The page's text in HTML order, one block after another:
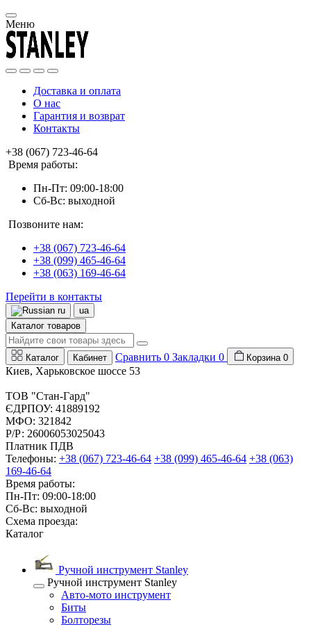
Меню
Доставка и оплата
О нас
Гарантия и возврат
Контакты
+38 (067) 723-46-64
Время работы:
Пн-Пт: 09:00-18:00
Сб-Вс: выходной
Позвоните нам:
+38 (067) 723-46-64
+38 (099) 465-46-64
+38 (063) 169-46-64
Перейти в контакты
ru
ua
Каталог товаров
Каталог Кабинет Сравнить 0 Закладки 0 Корзина 0
Киев, Харьковское шоссе 53
ТОВ "Стан-Гард"
ЄДРПОУ: 41889192
МФО: 321842
Р/Р: 26006053025043
Платник ПДВ
Телефоны: +38 (067) 723-46-64 +38 (099) 465-46-64 +38 (063)
169-46-64
Время работы:
Пн-Пт: 09:00-18:00
Сб-Вс: выходной
Схема проезда:
Каталог
Ручной инструмент Stanley
Ручной инструмент Stanley
Авто-мото инструмент
Биты
Болторезы